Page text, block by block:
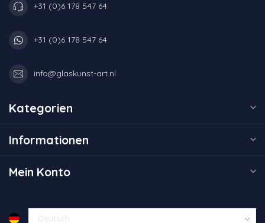
+31 (0)6 178 547 64
+31 (0)6 178 547 64
info@glaskunst-art.nl
Kategorien
Informationen
Mein Konto